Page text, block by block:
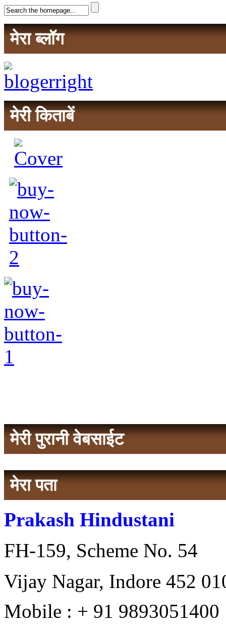
मेरा ब्लॉग
मेरी किताबें
मेरी पुरानी वेबसाईट
मेरा पता
Prakash Hindustani
FH-159, Scheme No. 54
Vijay Nagar, Indore 452
Mobile : + 91 9893051400